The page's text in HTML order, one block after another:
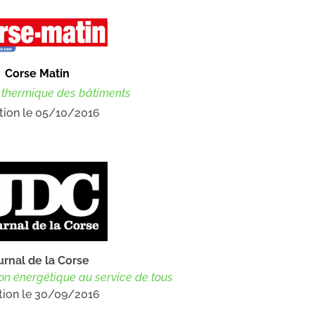
Corse Matin
des bâtiments
le 05/10/2016
de la Corse
énergétique au service de tous
le 30/09/2016